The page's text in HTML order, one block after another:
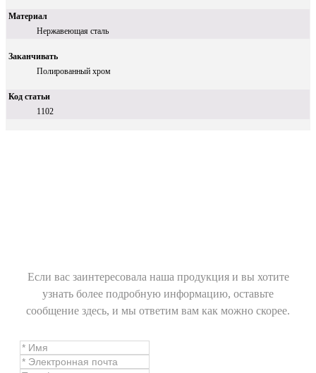
Материал
Нержавеющая сталь
Заканчивать
Полированный хром
Код статьи
1102
Если вас заинтересовала наша продукция и вы хотите
узнать более подробную информацию, оставьте
сообщение здесь, и мы ответим вам как можно скорее.